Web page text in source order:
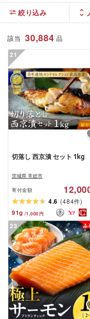
絞り込み
該当 30,884 品
21
切落し 西京漬 セット 1kg
茨城県 常総市
寄付金額
4.6 (484件)
91g /1,000 円
23